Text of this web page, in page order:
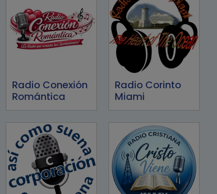
Radio Conexión
Romántica
Radio Corinto
Miami